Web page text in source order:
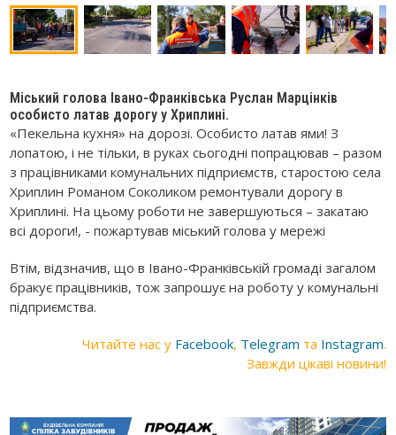
Міський голова Івано-Франківська Руслан Марцінків
особисто латав дорогу у Хриплині.
«Пекельна кухня» на дорозі. Особисто латав ями! З
лопатою, і не тільки, в руках сьогодні попрацював – разом
з працівниками комунальних підприємств, старостою села
Хриплин Романом Соколиком ремонтували дорогу в
Хриплині. На цьому роботи не завершуються – закатаю
всі дороги!, - пожартував міський голова у мережі
Втім, відзначив, що в Івано-Франківській громаді загалом
бракує працівників, тож запрошує на роботу у комунальні
підприємства.
Читайте нас у Facebook, Telegram та Instagram.
Завжди цікаві новини!